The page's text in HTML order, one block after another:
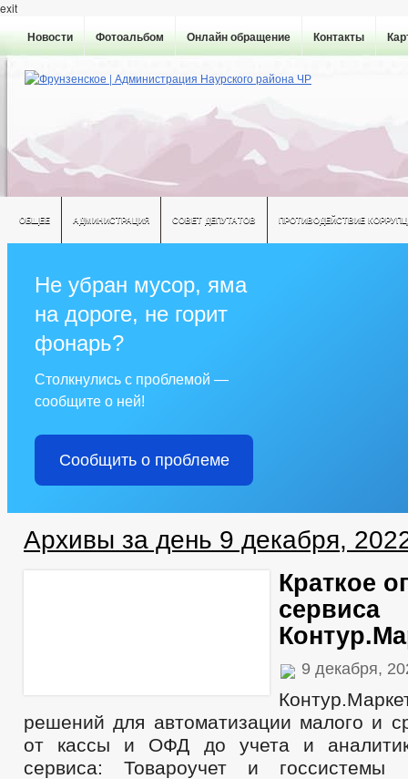
exit
Новости Фотоальбом Онлайн обращение Контакты
ОБЩЕЕ АДМИНИСТРАЦИЯ СОВЕТ ДЕПУТАТОВ ПРОТИВОДЕЙСТВИЕ
Не убран мусор, яма
на дороге, не горит
фонарь?
Столкнулись с проблемой —
сообщите о ней!
Сообщить о проблеме
Архивы за день 9 декабря,
Краткое
сервиса
9 декабря,
решений для автоматизации малого и
от кассы и ОФД до учета и
сервиса: Товароучет и